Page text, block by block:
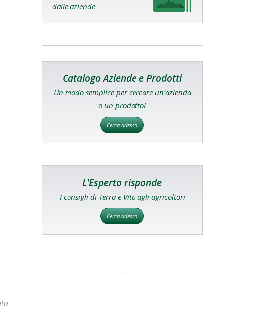
dalle aziende
Catalogo Aziende e Prodotti
Un modo semplice per cercare un'azienda
o un prodotto!
Cerca adesso
L'Esperto risponde
I consigli di Terra e Vita agli agricoltori
Cerca adesso